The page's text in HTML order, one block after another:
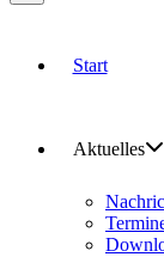
Start
Aktuelles